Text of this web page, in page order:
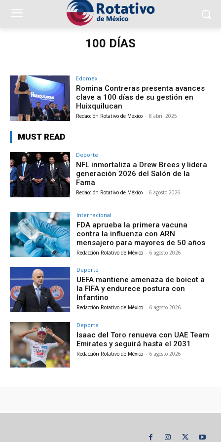
100 DÍAS
Edomex
Romina Contreras presenta avances
clave a 100 días de su gestión en
Huixquilucan
Redacción Rotativo de México - 8 abril 2025
MUST READ
Deporte
NFL inmortaliza a Drew Brees y lidera
generación 2026 del Salón de la
Fama
Redacción Rotativo de México - 6 agosto 2026
Internacional
FDA aprueba la primera vacuna
contra la influenza con ARN
mensajero para mayores de 50 años
Redacción Rotativo de México - 6 agosto 2026
Deporte
UEFA mantiene amenaza de boicot a
la FIFA y endurece postura con
Infantino
Redacción Rotativo de México - 6 agosto 2026
Deporte
Isaac del Toro renueva con UAE Team
Emirates y seguirá hasta el 2031
Redacción Rotativo de México - 6 agosto 2026